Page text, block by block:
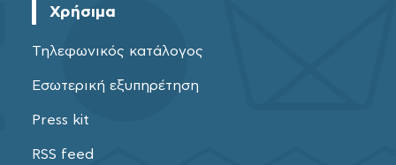
Χρήσιμα
Τηλεφωνικός κατάλογος
Εσωτερική εξυπηρέτηση
Press kit
RSS feed